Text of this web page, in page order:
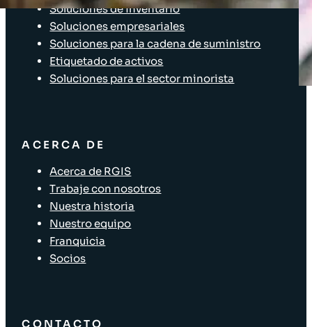
Soluciones de inventario
Soluciones empresariales
Soluciones para la cadena de suministro
Etiquetado de activos
Soluciones para el sector minorista
ACERCA DE
Acerca de RGIS
Trabaje con nosotros
Nuestra historia
Nuestro equipo
Franquicia
Socios
CONTACTO